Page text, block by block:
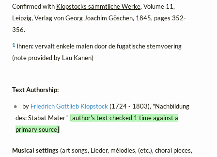
Confirmed with Klopstocks sämmtliche Werke, Volume 11,
Leipzig, Verlag von Georg Joachim Göschen, 1845, pages 352-
356.
1 Ihnen: vervalt enkele malen door de fugatische stemvoering
(note provided by Lau Kanen)
Text Authorship:
by Friedrich Gottlieb Klopstock(1724 - 1803), "Nachbildung
des: Stabat Mater" [author's text checked 1 time against a
primary source]
Musical settings(art songs, Lieder, mélodies, (etc.), choral pieces,